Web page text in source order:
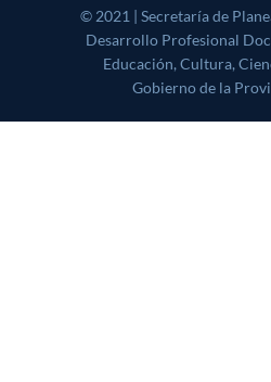
© 2021 | Secretaría de
Profesional Docente | Ministerio de
Tecnología | Gobierno de la
themes.